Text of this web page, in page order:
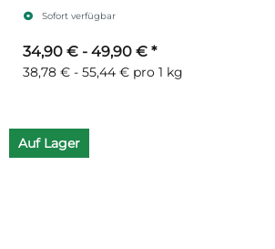
Sofort verfügbar
34,90 € - 49,90 € *
38,78 € - 55,44 € pro 1 kg
Auf Lager